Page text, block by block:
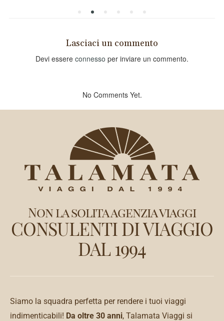
Lasciaci un commento
Devi essere connesso per inviare un commento.
No Comments Yet.
Non la solita agenzia viaggi
CONSULENTI DI VIAGGIO
DAL 1994
Siamo la squadra perfetta per rendere i tuoi viaggi
indimenticabili! Da oltre 30 anni, Talamata Viaggi si